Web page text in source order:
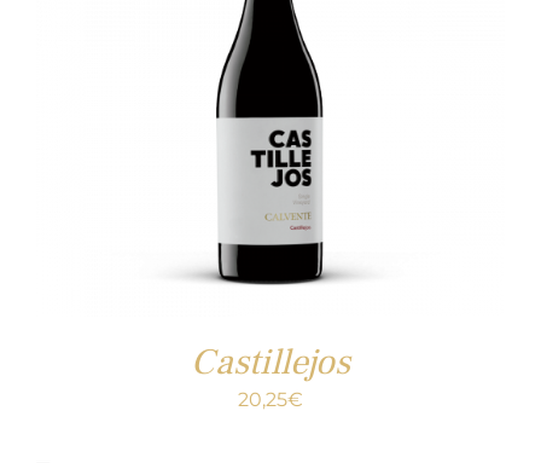
Castillejos
20,25€